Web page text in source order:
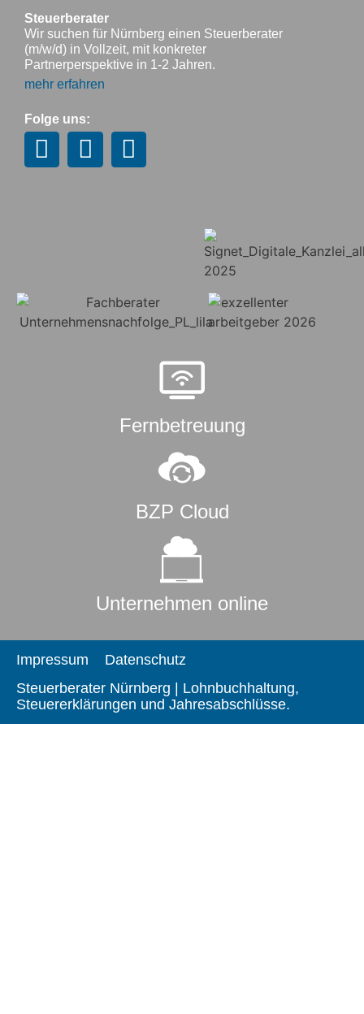
Steuerberater
Wir suchen für Nürnberg einen Steuerberater
(m/w/d) in Vollzeit, mit konkreter
Partnerperspektive in 1-2 Jahren.
mehr erfahren
Folge uns:
Fernbetreuung
BZP Cloud
Unternehmen online
Impressum
Datenschutz
Steuerberater Nürnberg | Lohnbuchhaltung,
Steuererklärungen und Jahresabschlüsse.